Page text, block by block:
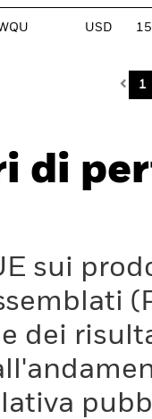
USD
1
di
sui
dei